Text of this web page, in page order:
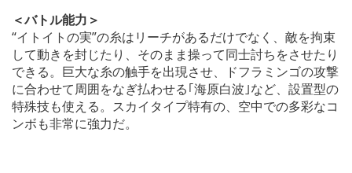
＜バトル能力＞
“イトイトの実”の糸はリーチがあるだけでなく、敵を拘束
して動きを封じたり、そのまま操って同士討ちをさせたり
できる。巨大な糸の触手を出現させ、ドフラミンゴの攻撃
に合わせて周囲をなぎ払わせる｢海原白波｣など、設置型の
特殊技も使える。スカイタイプ特有の、空中での多彩なコ
ンボも非常に強力だ。